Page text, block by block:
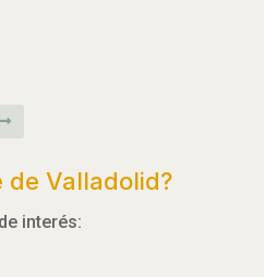
de Valladolid?
interés: